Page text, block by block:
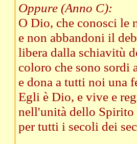
Oppure (Anno C):
O Dio, che conosci le
e non abbandoni il
libera dalla schiavitù
coloro che sono sordi
e dona a tutti noi una
Egli è Dio, e vive e
nell'unità dello Spirito
per tutti i secoli dei